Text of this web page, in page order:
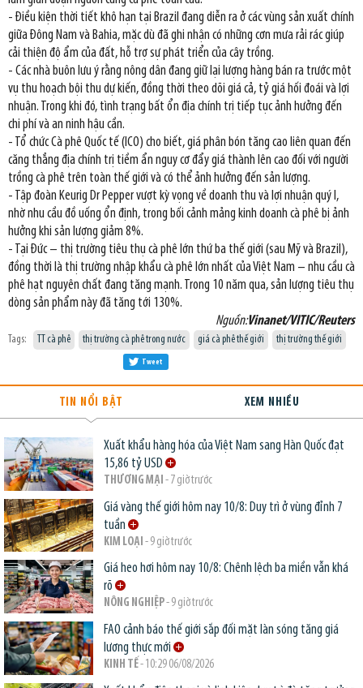
- Điều kiện thời tiết khô hạn tại Brazil đang diễn ra ở các vùng sản xuất chính
giữa Đông Nam và Bahia, mặc dù đã ghi nhận có những cơn mưa rải rác giúp
cải thiện độ ẩm của đất, hỗ trợ sự phát triển của cây trồng.
- Các nhà buôn lưu ý rằng nông dân đang giữ lại lượng hàng bán ra trước một
vụ thu hoạch bội thu dự kiến, đồng thời theo dõi giá cả, tỷ giá hối đoái và lợi
nhuận. Trong khi đó, tình trạng bất ổn địa chính trị tiếp tục ảnh hưởng đến
chi phí và an ninh hậu cần.
- Tổ chức Cà phê Quốc tế (ICO) cho biết, giá phân bón tăng cao liên quan đến
căng thẳng địa chính trị tiềm ẩn nguy cơ đẩy giá thành lên cao đối với người
trồng cà phê trên toàn thế giới và có thể ảnh hưởng đến sản lượng.
- Tập đoàn Keurig Dr Pepper vượt kỳ vọng về doanh thu và lợi nhuận quý I,
nhờ nhu cầu đồ uống ổn định, trong bối cảnh mảng kinh doanh cà phê bị ảnh
hưởng khi sản lượng giảm 8%.
- Tại Đức – thị trường tiêu thụ cà phê lớn thứ ba thế giới (sau Mỹ và Brazil),
đồng thời là thị trường nhập khẩu cà phê lớn nhất của Việt Nam – nhu cầu cà
phê hạt nguyên chất đang tăng mạnh. Trong 10 năm qua, sản lượng tiêu thụ
dòng sản phẩm này đã tăng tới 130%.
Nguồn:Vinanet/VITIC/Reuters
Tags: TT cà phê thị trường cà phê trong nước giá cà phê thế giới thị trường thế giới
Tweet
TIN NỔI BẬT XEM NHIỀU
Xuất khẩu hàng hóa của Việt Nam sang Hàn Quốc đạt
15,86 tỷ USD
THƯƠNG MẠI - 7 giờ trước
Giá vàng thế giới hôm nay 10/8: Duy trì ở vùng đỉnh 7
tuần
KIM LOẠI - 9 giờ trước
Giá heo hơi hôm nay 10/8: Chênh lệch ba miền vẫn khá
rõ
NÔNG NGHIỆP- 9 giờ trước
FAO cảnh báo thế giới sắp đối mặt làn sóng tăng giá
lương thực mới
KINH TẾ- 10:29 06/08/2026